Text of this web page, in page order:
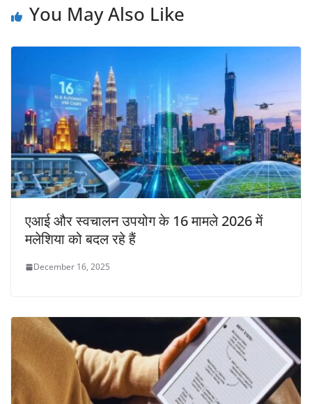
You May Also Like
एआई और स्वचालन उपयोग के 16 मामले 2026 में
मलेशिया को बदल रहे हैं
December 16, 2025